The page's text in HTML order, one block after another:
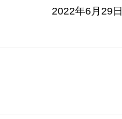
2022年6月29